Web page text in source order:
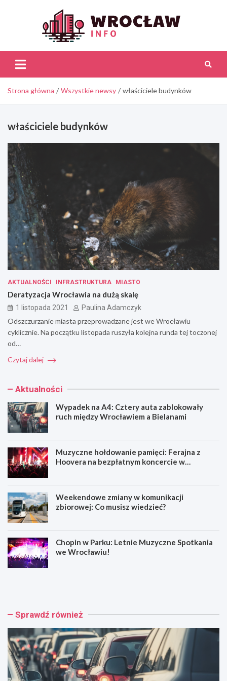
Strona główna Wszystkie newsy właściciele budynków
właściciele budynków
AKTUALNOŚCI INFRASTRUKTURA MIASTO
Deratyzacja Wrocławia na dużą skalę
1 listopada 2021 Paulina Adamczyk
Odszczurzanie miasta przeprowadzane jest we Wrocławiu
cyklicznie. Na początku listopada ruszyła kolejna runda tej toczonej
od…
Czytaj dalej
Aktualności
Wypadek na A4: Cztery auta zablokowały
ruch między Wrocławiem a Bielanami
Muzyczne hołdowanie pamięci: Ferajna z
Hoovera na bezpłatnym koncercie w
Weekendowe zmiany w komunikacji
zbiorowej: Co musisz wiedzieć?
Chopin w Parku: Letnie Muzyczne Spotkania
we Wrocławiu!
W
e
n
a
A
4
:
M
z
e
h
o
ł
d
Sprawdź również